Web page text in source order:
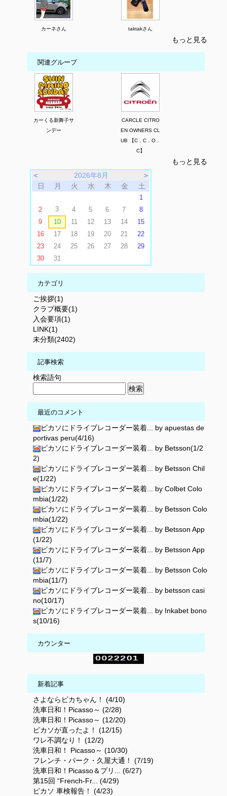
カーネさん taktakさん
もっと見る
関連グループ
カーくる新舞子サ
ンデー
CARCLE CITRO
EN OWNERS CL
UB 【C．C．O．
C】
もっと見る
＜
2026年8月
＞
日
月 火 水 木 金 土
1
2
3 4 5 6 7
8
9
10 11 12 13 14
15
16
17 18 19 20 21
22
23
24 25 26 27 28
29
30
31
カテゴリ
ご挨拶(1)
クラブ概要(1)
入会要項(1)
LINK(1)
未分類(2402)
記事検索
検索語句
最近のコメント
ピカソにドライブレコーダー装着... by apuestas de
portivas peru(4/16)
ピカソにドライブレコーダー装着... by Betsson(1/2
2)
ピカソにドライブレコーダー装着... by Betsson Chil
e(1/22)
ピカソにドライブレコーダー装着... by Colbet Colo
mbia(1/22)
ピカソにドライブレコーダー装着... by Betsson Colo
mbia(1/22)
ピカソにドライブレコーダー装着... by Betsson App
(1/22)
ピカソにドライブレコーダー装着... by Betsson App
(11/7)
ピカソにドライブレコーダー装着... by Betsson Colo
mbia(11/7)
ピカソにドライブレコーダー装着... by betsson casi
no(10/17)
ピカソにドライブレコーダー装着... by Inkabet bono
s(10/16)
カウンター
新着記事
さよならピカちゃん！ (4/10)
洗車日和！Picasso～ (2/28)
洗車日和！Picasso～ (12/20)
ピカソが直ったよ！ (12/15)
ワレ不調なり！ (12/2)
洗車日和！ Picasso～ (10/30)
フレンチ・パーク・久屋大通！ (7/19)
洗車日和！Picasso＆プリ... (6/27)
第15回 “French-Fr... (4/29)
ピカソ 車検報告！ (4/23)